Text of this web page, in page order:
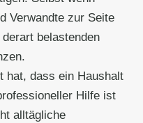
Verwandte zur Seite
belastenden
hat, dass ein Haushalt
Hilfe ist
alltägliche